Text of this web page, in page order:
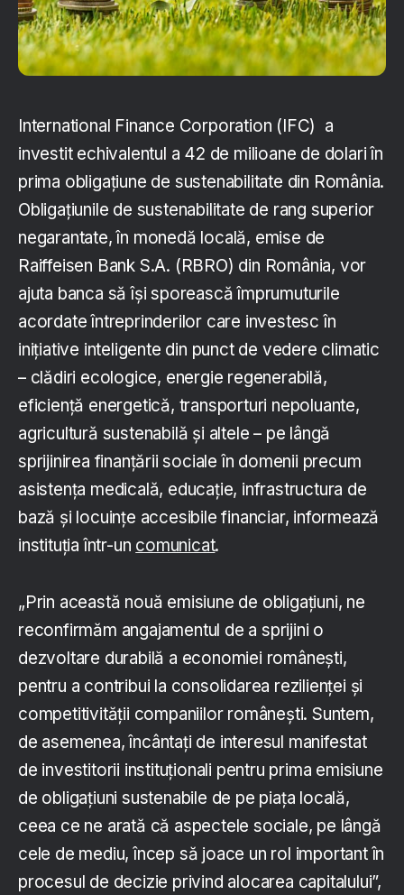
International Finance Corporation (IFC) a
investit echivalentul a 42 de milioane de dolari în
prima obligațiune de sustenabilitate din România.
Obligațiunile de sustenabilitate de rang superior
negarantate, în monedă locală, emise de
Raiffeisen Bank S.A. (RBRO) din România, vor
ajuta banca să își sporească împrumuturile
acordate întreprinderilor care investesc în
inițiative inteligente din punct de vedere climatic
– clădiri ecologice, energie regenerabilă,
eficiență energetică, transporturi nepoluante,
agricultură sustenabilă și altele – pe lângă
sprijinirea finanțării sociale în domenii precum
asistența medicală, educație, infrastructura de
bază și locuințe accesibile financiar, informează
instituția într-un comunicat.
„Prin această nouă emisiune de obligațiuni, ne
reconfirmăm angajamentul de a sprijini o
dezvoltare durabilă a economiei românești,
pentru a contribui la consolidarea rezilienței și
competitivității companiilor românești. Suntem,
de asemenea, încântați de interesul manifestat
de investitorii instituționali pentru prima emisiune
de obligațiuni sustenabile de pe piața locală,
ceea ce ne arată că aspectele sociale, pe lângă
cele de mediu, încep să joace un rol important în
procesul de decizie privind alocarea capitalului”,